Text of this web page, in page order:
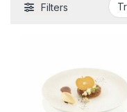
Filters